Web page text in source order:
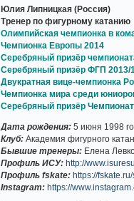
Юлия Липницкая (Россия)
Тренер по фигурному катанию
Олимпийская чемпионка в
Чемпионка Европы 2014
Серебряный призёр
Серебряный призёр ФГП 2013/
Двукратная вице-чемпионка
Чемпионка мира среди
Серебряный призёр
Дата рождения: 5 июня 1998
Клуб: Академия фигурного
Бывшие тренеры: Елена
Профиль ИСУ: http://
Профиль fskate: https://
Instagram: https://